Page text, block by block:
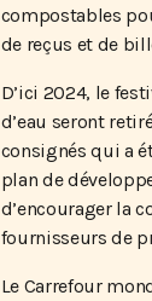
compostables
de reçus et de
D’ici 2024, le
d’eau seront
consignés qui a
plan de
d’encourager la
fournisseurs de
Le Carrefour